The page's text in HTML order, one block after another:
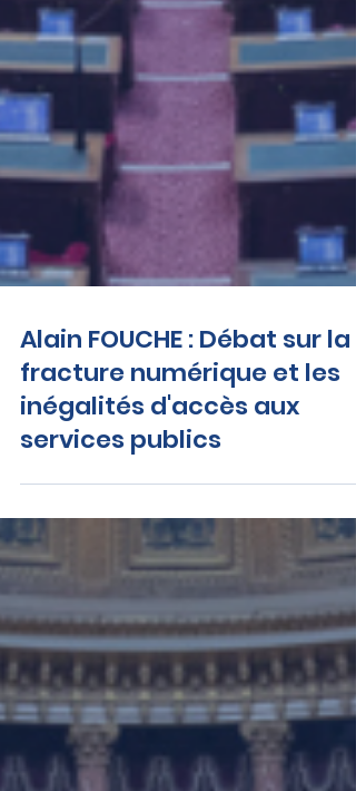
fracture numérique et les
inégalités d'accès aux
services publics